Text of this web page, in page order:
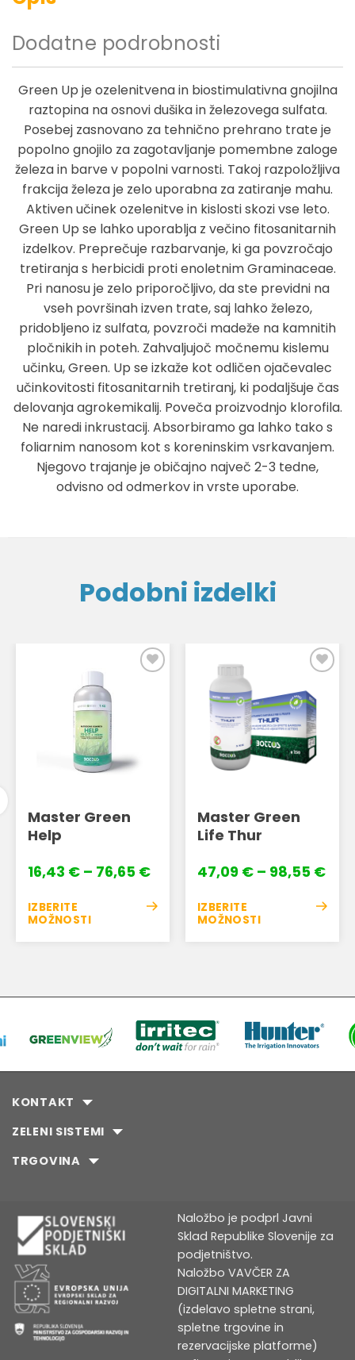
Dodatne podrobnosti
Green Up je ozelenitvena in biostimulativna gnojilna
raztopina na osnovi dušika in železovega sulfata.
Posebej zasnovano za tehnično prehrano trate je
popolno gnojilo za zagotavljanje pomembne zaloge
železa in barve v popolni varnosti. Takoj razpoložljiva
frakcija železa je zelo uporabna za zatiranje mahu.
Aktiven učinek ozelenitve in kislosti skozi vse leto.
Green Up se lahko uporablja z večino fitosanitarnih
izdelkov. Preprečuje razbarvanje, ki ga povzročajo
tretiranja s herbicidi proti enoletnim Graminaceae.
Pri nanosu je zelo priporočljivo, da ste previdni na
vseh površinah izven trate, saj lahko železo,
pridobljeno iz sulfata, povzroči madeže na kamnitih
pločnikih in poteh. Zahvaljujoč močnemu kislemu
učinku, Green. Up se izkaže kot odličen ojačevalec
učinkovitosti fitosanitarnih tretiranj, ki podaljšuje čas
delovanja agrokemikalij. Poveča proizvodnjo klorofila.
Ne naredi inkrustacij. Absorbiramo ga lahko tako s
foliarnim nanosom kot s koreninskim vsrkavanjem.
Njegovo trajanje je običajno največ 2-3 tedne,
odvisno od odmerkov in vrste uporabe.
Podobni izdelki
Master Green
Help
16,43 € – 76,65 €Cenovni
od
16,43 €
76,65 €
IZBERITE
MOŽNOSTI
različic.
lahko
na
izdelka
Dodaj
na
seznam
želja
Master Green
Life Thur
47,09 € – 98,55 €
od
IZBERITE
MOŽNOSTI
različic.
Možnosti
lahko
izberete
na
KONTAKT
ZELENI SISTEMI
TRGOVINA
Naložbo je podprl Javni
Sklad Republike Slovenije za
podjetništvo.
Naložbo VAVČER ZA
DIGITALNI MARKETING
(izdelavo spletne strani,
spletne trgovine in
rezervacijske platforme)